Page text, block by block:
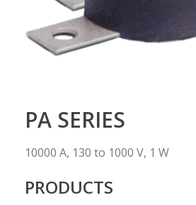
PA SERIES
10000 A, 130 to 1000 V, 1 W
PRODUCTS